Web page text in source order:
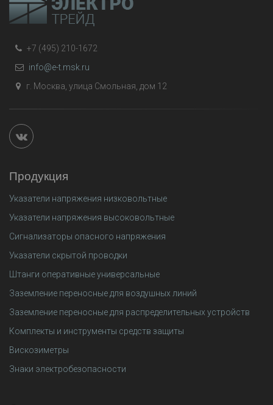
+7 (495) 210-1672
info@e-t.msk.ru
г. Москва, улица Смольная, дом 12
Продукция
Указатели напряжения низковольтные
Указатели напряжения высоковольтные
Сигнализаторы опасного напряжения
Указатели скрытой проводки
Штанги оперативные универсальные
Заземление переносные для воздушных линий
Заземление переносные для распределительных устройств
Комплекты и инструменты средств защиты
Вискозиметры
Знаки электробезопасности